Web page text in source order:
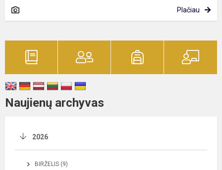
Plačiau
Naujienų archyvas
2026
BIRŽELIS (9)